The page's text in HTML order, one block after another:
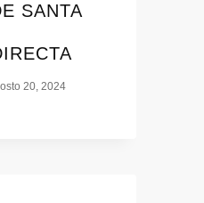
SANTA
20, 2024